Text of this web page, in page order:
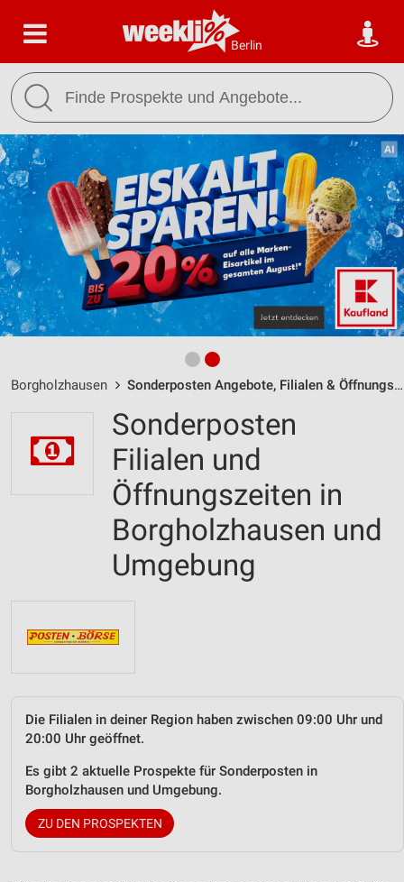
Berlin
Borgholzhausen Sonderposten Angebote, Filialen & Öffnungszeiten
Sonderposten
Filialen und
Öffnungszeiten in
Borgholzhausen und
Umgebung
Die Filialen in deiner Region haben zwischen 09:00 Uhr und
20:00 Uhr geöffnet.
Es gibt 2 aktuelle Prospekte für Sonderposten in
Borgholzhausen und Umgebung.
ZU DEN PROSPEKTEN